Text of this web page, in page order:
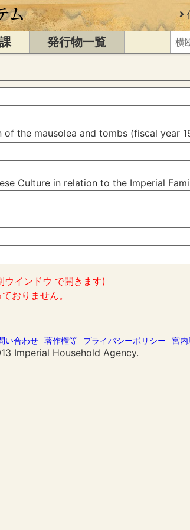
発行物一覧
the mausolea and tombs (fiscal year
Culture in relation to the Imperial
ウインドウ で開きます)
おりません。
い合わせ 著作権等 プライバシーポリシー 宮内
Imperial Household Agency.